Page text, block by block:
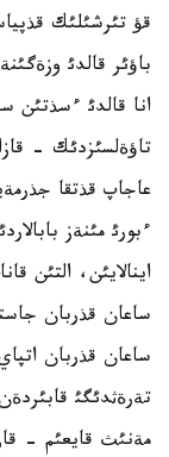
قؤ تئرشئلئك
باؤئر قالدئ
انا قالدئ ءسذتئن
تاؤةلسئزدئك -
عاجاپ قذتقا
ءبورئ مئنةز
اينالايئن، التئن
ساعان قذربان
ساعان قذربان
تةرةثدئگئ
مةنئث قايعئم -